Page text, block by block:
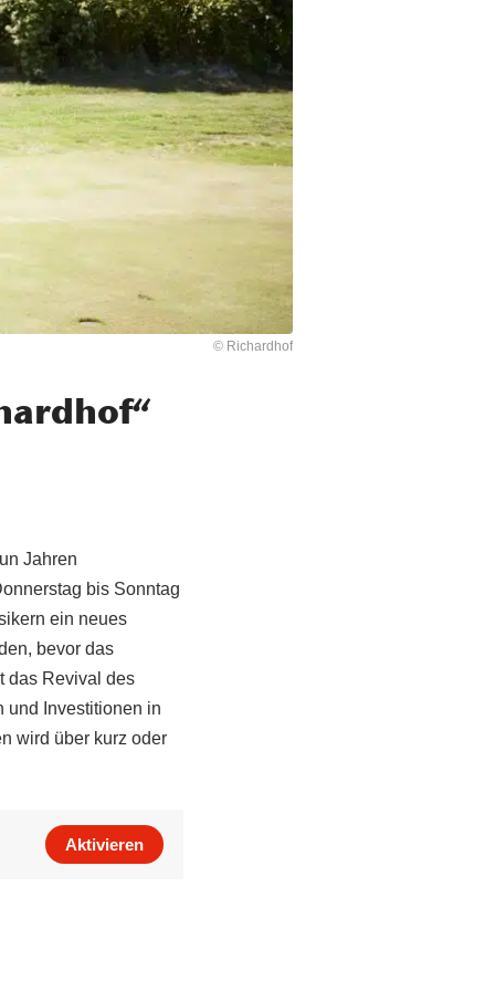
© Richardhof
Jahren
bis Sonntag
ein neues
bevor das
das Revival des
und Investitionen in
wird über kurz oder
Aktivieren